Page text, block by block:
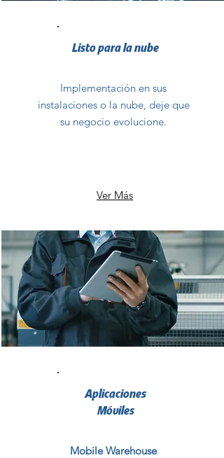
Listo para la nube
Implementación en sus
instalaciones o la nube, deje que
su negocio evolucione.
Ver Más
Aplicaciones
Móviles
Mobile Warehouse